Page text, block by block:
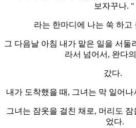
보자꾸나. "
라는 한마디에 나는 쑥 하고
그 다음날 아침 내가 맡은 일을 서둘
라서 넘어서, 완다
갔다.
내가 도착했을 때, 그녀는 막 일어
그녀는 잠옷을 걸친 채로, 머리도
었다.